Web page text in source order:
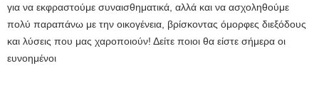
για να εκφραστούμε συναισθηματικά, αλλά και να ασχοληθούμε
πολύ παραπάνω με την οικογένεια, βρίσκοντας όμορφες διεξόδους
και λύσεις που μας χαροποιούν! Δείτε ποιοι θα είστε σήμερα οι
ευνοημένοι